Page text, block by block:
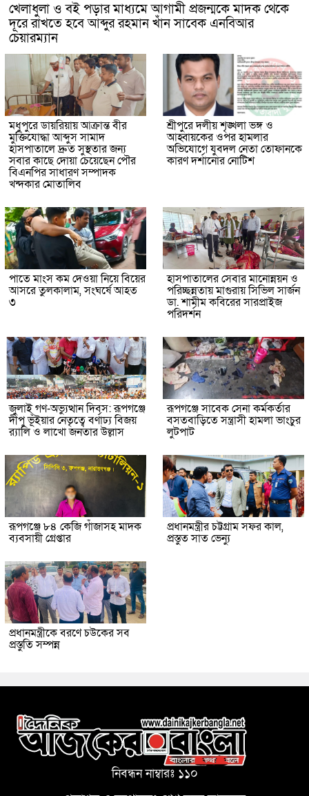
খেলাধুলা ও বই পড়ার মাধ্যমে আগামী প্রজন্মকে মাদক থেকে
দূরে রাখতে হবে আব্দুর রহমান খাঁন সাবেক এনবিআর
চেয়ারম্যান
মধুপুরে ডায়রিয়ায় আক্রান্ত বীর
মুক্তিযোদ্ধা আব্দুস সামাদ
হাসপাতালে দ্রুত সুস্থতার জন্য
সবার কাছে দোয়া চেয়েছেন পৌর
বিএনপির সাধারণ সম্পাদক
খন্দকার মোতালিব
শ্রীপুরে দলীয় শৃঙ্খলা ভঙ্গ ও
আহ্বায়কের ওপর হামলার
অভিযোগে যুবদল নেতা তোফানকে
কারণ দর্শানোর নোটিশ
পাতে মাংস কম দেওয়া নিয়ে বিয়ের
আসরে তুলকালাম, সংঘর্ষে আহত
৩
হাসপাতালের সেবার মানোন্নয়ন ও
পরিচ্ছন্নতায় মাগুরায় সিভিল সার্জন
ডা. শামীম কবিরের সারপ্রাইজ
পরিদর্শন
জুলাই গণ-অভ্যুত্থান দিবস: রূপগঞ্জে
দীপু ভূঁইয়ার নেতৃত্বে বর্ণাঢ্য বিজয়
র‌্যালি ও লাখো জনতার উল্লাস
রূপগঞ্জে সাবেক সেনা কর্মকর্তার
বসতবাড়িতে সন্ত্রাসী হামলা ভাংচুর
লুটপাট
রূপগঞ্জে ৮৪ কেজি গাঁজাসহ মাদক
ব্যবসায়ী গ্রেপ্তার
প্রধানমন্ত্রীর চট্টগ্রাম সফর কাল,
প্রস্তুত সাত ভেন্যু
প্রধানমন্ত্রীকে বরণে চউকের সব
প্রস্তুতি সম্পন্ন
নিবন্ধন নাম্বারঃ ১১০